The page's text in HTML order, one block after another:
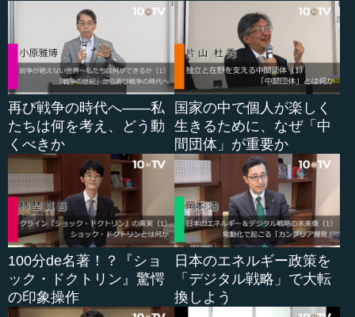
たからです。しかし、小選挙区制の下では、選挙区に1人し
か候補者を出さないため、与党側も野党側も公認を与えま
す。特に与党の場合、自民党と公明党がそれぞれ1人ずつ１
つの選挙区に立候補させることはあり得ません。だから、
候補者は公認を受けた1人でなければなりません。
同時に、比例代表制を導入したことの効果が非常に大き
かったということも、忘れてはなりません。選出議員全体
の約40パーセントが比例代表選出であるため、制度設計の
際にどのようなことが考えられていたのかを、振り返るこ
とが重要です。
●比例代表制導入の効果は、事前に検討されていた
このスライドの内容は、第8...
再び戦争の時代へ――私
たちは何を考え、どう動
くべきか
国家の中で個人が楽しく
生きるために、なぜ「中
間団体」が重要か
100分de名著！？『ショ
ック・ドクトリン』驚愕
の印象操作
日本のエネルギー政策を
「デジタル戦略」で大転
換しよう